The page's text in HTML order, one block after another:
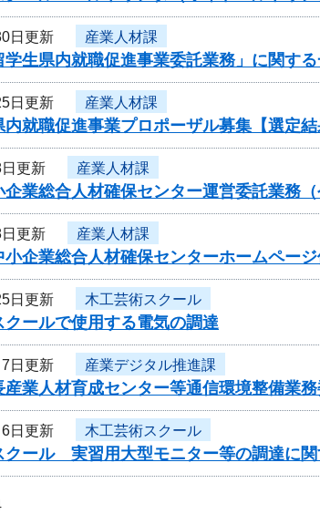
日更新 産業人材課
学生県内就職促進事業委託業務」に関す
日更新 産業人材課
就職促進事業プロポーザル募集【選定結
更新 産業人材課
業総合人材確保センター運営委託業務
更新 産業人材課
小企業総合人材確保センターホームペー
日更新 木工芸術スクール
クールで使用する電気の調達
日更新 産業デジタル推進課
産業人材育成センター等通信環境整備業
日更新 木工芸術スクール
クール 実習用大型モニター等の調達に